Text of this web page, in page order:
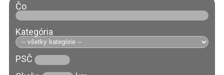
Čo
Kategória
PSČ